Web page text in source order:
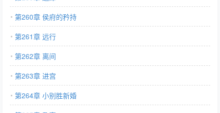
第260章 侯府的矜持
第261章 远行
第262章 离间
第263章 进宫
第264章 小别胜新婚